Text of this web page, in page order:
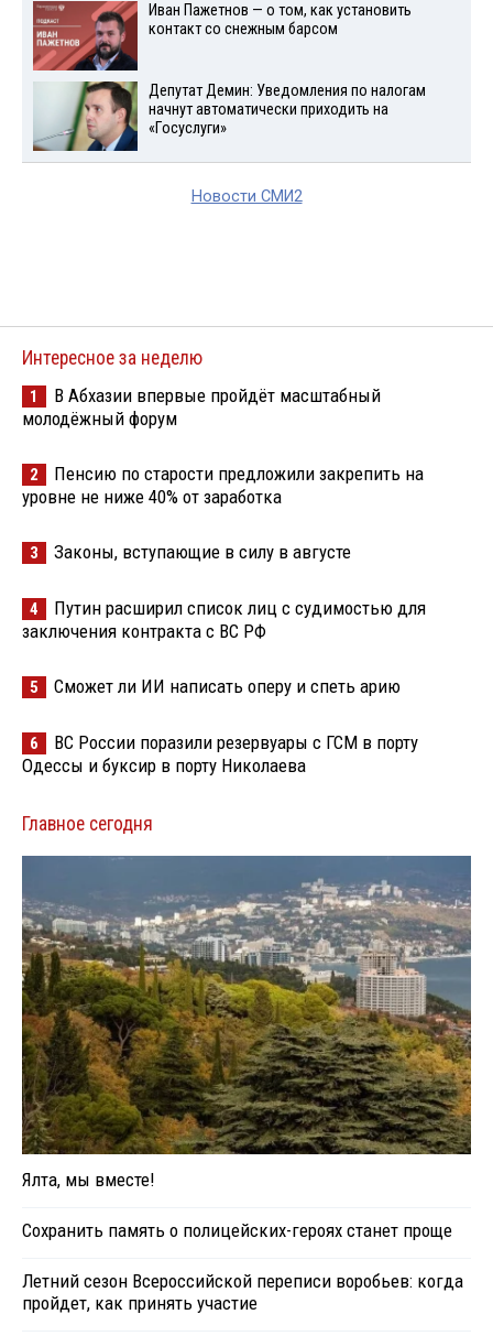
Иван Пажетнов — о том, как установить
контакт со снежным барсом
Депутат Демин: Уведомления по налогам
начнут автоматически приходить на
«Госуслуги»
Новости СМИ2
Интересное за неделю
1
В Абхазии впервые пройдёт масштабный
молодёжный форум
2
Пенсию по старости предложили закрепить на
уровне не ниже 40% от заработка
3 Законы, вступающие в силу в августе
4
Путин расширил список лиц с судимостью для
заключения контракта с ВС РФ
5 Сможет ли ИИ написать оперу и спеть арию
6
ВС России поразили резервуары с ГСМ в порту
Одессы и буксир в порту Николаева
Главное сегодня
Ялта, мы вместе!
Сохранить память о полицейских-героях станет проще
Летний сезон Всероссийской переписи воробьев: когда
пройдет, как принять участие